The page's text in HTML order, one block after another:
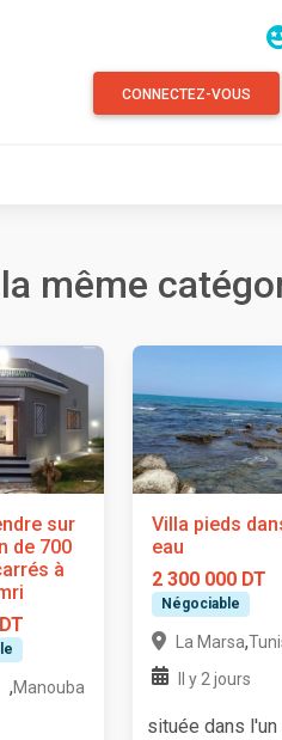
CONNECTEZ-VOUS
même
sur
de 700
à
,Manouba
Villa pieds
eau
2 300 000 DT
Négociable
La Marsa,
Il y 2 jours
située dans l'un